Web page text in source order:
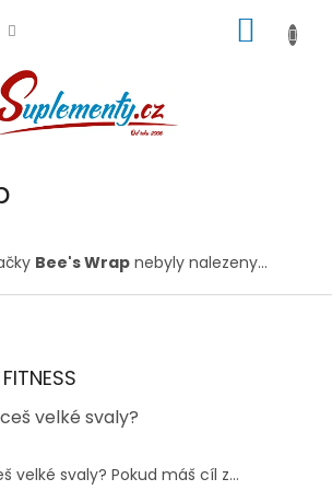
KOŠÍK
Bee's Wrap nebyly nalezeny...
velké svaly?
velké svaly? Pokud máš cíl z...